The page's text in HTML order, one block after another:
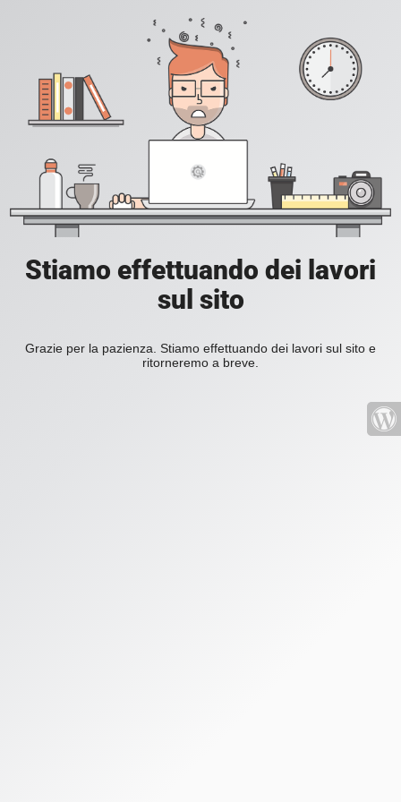
Stiamo effettuando dei lavori
sul sito
Grazie per la pazienza. Stiamo effettuando dei lavori sul sito e
ritorneremo a breve.